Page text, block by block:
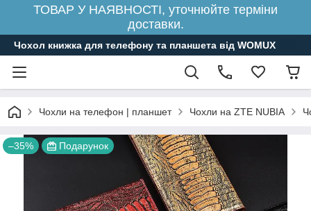
ТОВАР У НАЯВНОСТІ, уточнюйте терміни
доставки.
Чохол книжка для телефону та планшета від WOMUX
Чохли на телефон | планшет Чохли на ZTE NUBIA
–35% Подарунок